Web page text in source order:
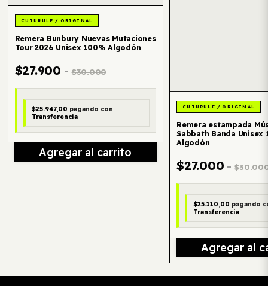
Remera Bunbury Nuevas Mutaciones
Tour 2026 Unisex 100% Algodón
$27.900 - $30.000
$25.947,00 pagando con
Transferencia
Agregar al carrito
Remera estampada
Sabbath Banda Unisex
Algodón
$27.000 -
$25.110,00 pagando
Transferencia
Agregar al